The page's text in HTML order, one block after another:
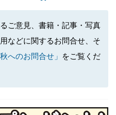
ご意見、書籍・記事・写真
などに関するお問合せ、そ
へのお問合せ」
をご覧くだ